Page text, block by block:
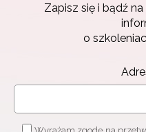
Zapisz się i bądź
o
Zapisz się i bądź na
Adres e-mail: